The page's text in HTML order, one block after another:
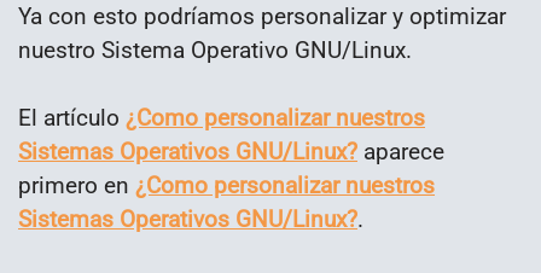
Ya con esto podríamos personalizar y optimizar
nuestro Sistema Operativo GNU/Linux.
El artículo ¿Como personalizar nuestros
Sistemas Operativos GNU/Linux? aparece
primero en ¿Como personalizar nuestros
Sistemas Operativos GNU/Linux?.